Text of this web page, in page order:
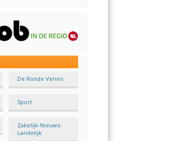
De Ronde Venen
Sport
Zakelijk-Nieuws-
Landelijk